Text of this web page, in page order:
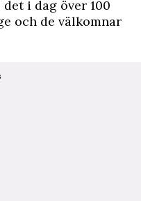
i dag över 100
och de välkomnar